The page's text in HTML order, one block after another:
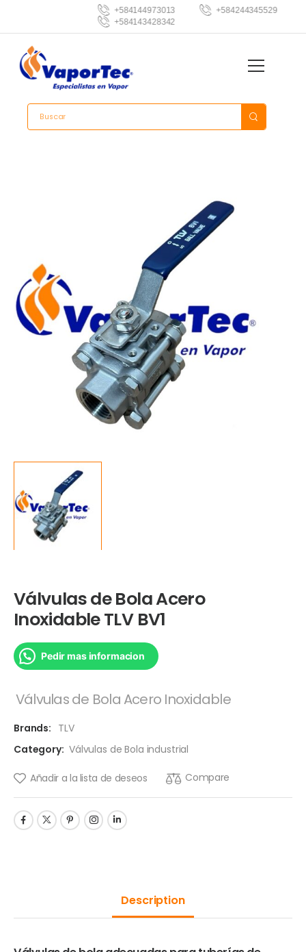
+584144973013
+584244345529
+584143428342
Válvulas de Bola Acero
Inoxidable TLV BV1
Pedir mas informacion
Válvulas de Bola Acero Inoxidable
Brands: TLV
Category: Válvulas de Bola industrial
Añadir a la lista de deseos Compare
Description